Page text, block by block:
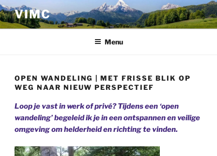
Ga
naar
de
VIMC
Menu
OPEN WANDELING | MET FRISSE BLIK OP
WEG NAAR NIEUW PERSPECTIEF
Loop je vast in werk of privé? Tijdens een ‘open
wandeling’ begeleid ik je in een ontspannen en veilige
omgeving om helderheid en richting te vinden.